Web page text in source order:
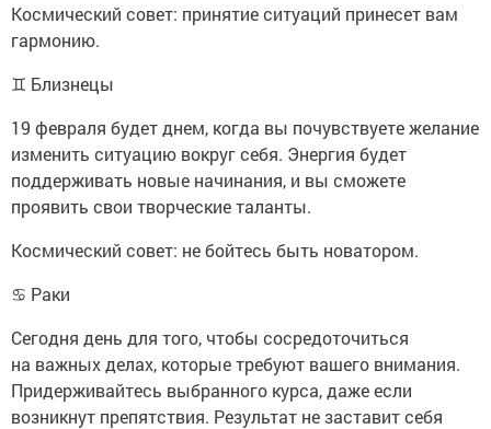
Космический совет: принятие ситуаций принесет вам
гармонию.
♊ Близнецы
19 февраля будет днем, когда вы почувствуете желание
изменить ситуацию вокруг себя. Энергия будет
поддерживать новые начинания, и вы сможете
проявить свои творческие таланты.
Космический совет: не бойтесь быть новатором.
♋ Раки
Сегодня день для того, чтобы сосредоточиться
на важных делах, которые требуют вашего внимания.
Придерживайтесь выбранного курса, даже если
возникнут препятствия. Результат не заставит себя